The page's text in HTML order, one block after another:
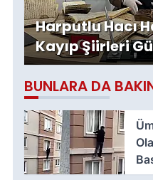
Harputlu Hacı
Kayıp Şiirleri
Çıktı
BUNLARA DA